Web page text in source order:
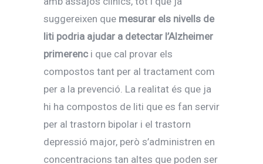
suggereixen que mesurar els nivells de
liti podria ajudar a detectar l’Alzheimer
primerenc i que cal provar els
compostos tant per al tractament com
per a la prevenció. La realitat és que ja
hi ha compostos de liti que es fan servir
per al trastorn bipolar i el trastorn
depressió major, però s’administren en
concentracions tan altes que poden ser